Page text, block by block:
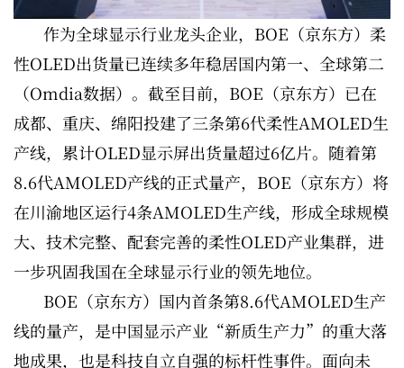
作为全球显示行业龙头企业，BOE（京东方）柔
性OLED出货量已连续多年稳居国内第一、全球第二
（Omdia数据）。截至目前，BOE（京东方）已在
成都、重庆、绵阳投建了三条第6代柔性AMOLED生
产线，累计OLED显示屏出货量超过6亿片。随着第
8.6代AMOLED产线的正式量产，BOE（京东方）将
在川渝地区运行4条AMOLED生产线，形成全球规模
大、技术完整、配套完善的柔性OLED产业集群，进
一步巩固我国在全球显示行业的领先地位。
BOE（京东方）国内首条第8.6代AMOLED生产
线的量产，是中国显示产业“新质生产力”的重大落
地成果，也是科技自立自强的标杆性事件。面向未